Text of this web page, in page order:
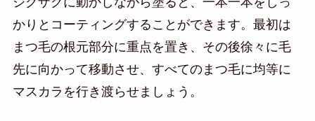
かりとコーティングすることができます。最初は
まつ毛の根元部分に重点を置き、その後徐々に毛
先に向かって移動させ、すべてのまつ毛に均等に
マスカラを行き渡らせましょう。